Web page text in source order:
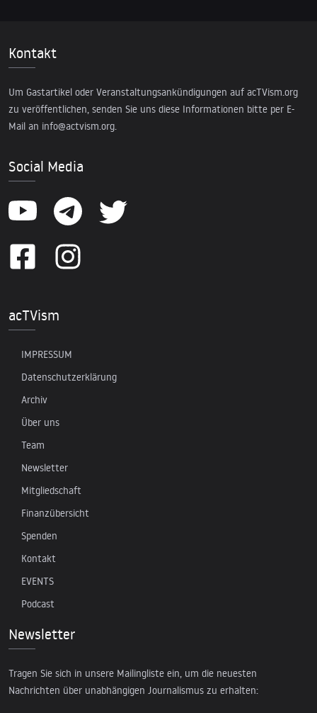
Kontakt
Um Gastartikel oder Veranstaltungsankündigungen auf acTVism.org
zu veröffentlichen, senden Sie uns diese Informationen bitte per E-
Mail an info@actvism.org.
Social Media
acTVism
IMPRESSUM
Datenschutzerklärung
Archiv
Über uns
Team
Newsletter
Mitgliedschaft
Finanzübersicht
Spenden
Kontakt
EVENTS
Podcast
Newsletter
Tragen Sie sich in unsere Mailingliste ein, um die neuesten
Nachrichten über unabhängigen Journalismus zu erhalten: